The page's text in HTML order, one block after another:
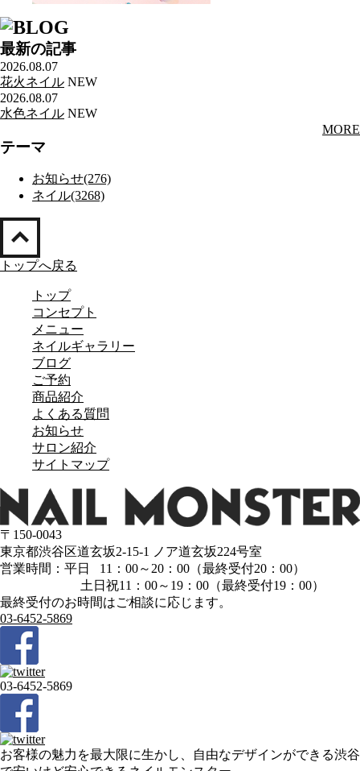
最新の記事
2026.08.07
花火ネイル NEW
2026.08.07
水色ネイル NEW
MORE
テーマ
お知らせ(276)
ネイル(3268)
トップへ戻る
トップ
コンセプト
メニュー
ネイルギャラリー
ブログ
ご予約
商品紹介
よくある質問
お知らせ
サロン紹介
サイトマップ
〒150-0043
東京都渋谷区道玄坂2-15-1 ノア道玄坂224号室
営業時間：平日 11：00～20：00（最終受付20：00）
土日祝11：00～19：00（最終受付19：00）
最終受付のお時間はご相談に応じます。
03-6452-5869
03-6452-5869
お客様の魅力を最大限に生かし、自由なデザインができる渋谷